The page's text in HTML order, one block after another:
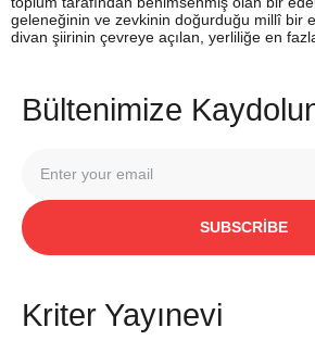
geleneğinin ve zevkinin doğurduğu millî bir
divan şiirinin çevreye açılan, yerliliğe en
Bültenimize
SUBSCRIBE
Kriter Yayınevi